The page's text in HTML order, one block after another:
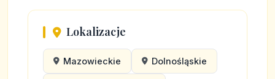
Lokalizacje
Mazowieckie Dolnośląskie